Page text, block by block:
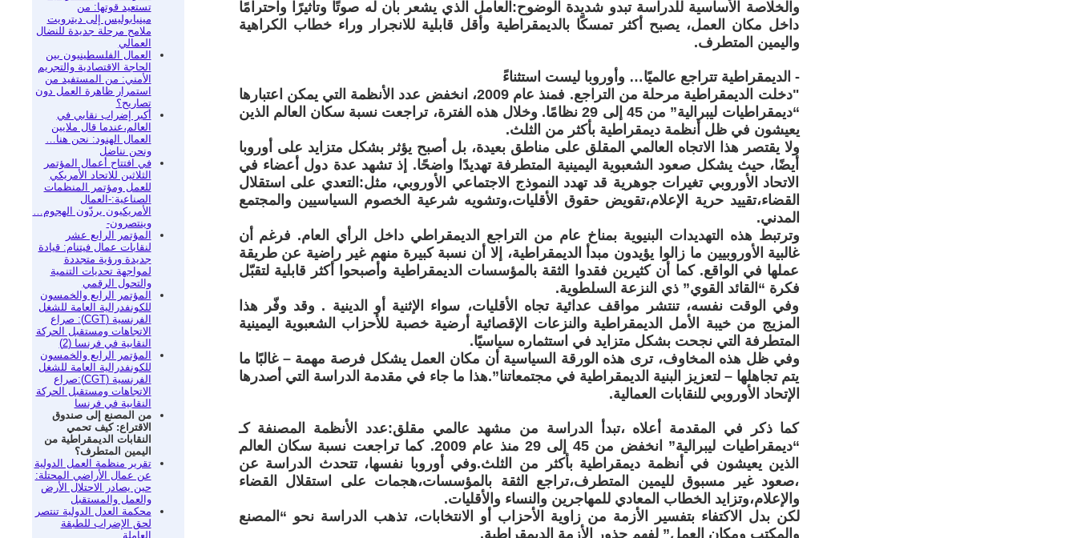
تستعيد قوتها: من
مينيابوليس إلى ديترويت
ملامح مرحلة جديدة للنضال
العمالي
العمال الفلسطينيون بين
الحاجة الاقتصادية والتجريم
الأمني: من المستفيد من
استمرار ظاهرة العمل دون
تصاريح؟
أكبر إضراب نقابي في
العالم،عندما قال ملايين
العمال الهنود: نحن هنا…
ونحن نناضل
في افتتاح أعمال المؤتمر
الثلاثين للاتحاد الأمريكي
للعمل ومؤتمر المنظمات
الصناعية:-العمال
الأمريكيون يردّون الهجوم…
وينتصرون-
المؤتمر الرابع عشر
لنقابات عمال فيتنام: قيادة
جديدة ورؤية متجددة
لمواجهة تحديات التنمية
والتحول الرقمي
المؤتمر الرابع والخمسون
للكونفدرالية العامة للشغل
الفرنسية (CGT): صراع
الاتجاهات ومستقبل الحركة
النقابية في فرنسا (2)
المؤتمر الرابع والخمسون
للكونفدرالية العامة للشغل
الفرنسية (CGT):صراع
الاتجاهات ومستقبل الحركة
النقابية في فرنسا
من المصنع إلى صندوق
الاقتراع: كيف تحمي
النقابات الديمقراطية من
اليمين المتطرف؟
تقرير منظمة العمل الدولية
عن عمال الأراضي المحتلة:
حين يصادر الاحتلال الأرض
والعمل والمستقبل
محكمة العدل الدولية تنتصر
لحق الإضراب للطبقة
العاملة
والخلاصة الأساسية للدراسة تبدو شديدة الوضوح:العامل الذي يشعر بأن له صوتًا وتأثيرًا واحترامًا
داخل مكان العمل، يصبح أكثر تمسكًا بالديمقراطية وأقل قابلية للانجرار وراء خطاب الكراهية
واليمين المتطرف.
- الديمقراطية تتراجع عالميًا… وأوروبا ليست استثناءً
"دخلت الديمقراطية مرحلة من التراجع. فمنذ عام 2009، انخفض عدد الأنظمة التي يمكن اعتبارها
“ديمقراطيات ليبرالية” من 45 إلى 29 نظامًا. وخلال هذه الفترة، تراجعت نسبة سكان العالم الذين
يعيشون في ظل أنظمة ديمقراطية بأكثر من الثلث.
ولا يقتصر هذا الاتجاه العالمي المقلق على مناطق بعيدة، بل أصبح يؤثر بشكل متزايد على أوروبا
أيضًا، حيث يشكل صعود الشعبوية اليمينية المتطرفة تهديدًا واضحًا. إذ تشهد عدة دول أعضاء في
الاتحاد الأوروبي تغيرات جوهرية قد تهدد النموذج الاجتماعي الأوروبي، مثل:التعدي على استقلال
القضاء،تقييد حرية الإعلام،تقويض حقوق الأقليات،وتشويه شرعية الخصوم السياسيين والمجتمع
المدني.
وترتبط هذه التهديدات البنيوية بمناخ عام من التراجع الديمقراطي داخل الرأي العام. فرغم أن
غالبية الأوروبيين ما زالوا يؤيدون مبدأ الديمقراطية، إلا أن نسبة كبيرة منهم غير راضية عن طريقة
عملها في الواقع. كما أن كثيرين فقدوا الثقة بالمؤسسات الديمقراطية وأصبحوا أكثر قابلية لتقبّل
فكرة “القائد القوي” ذي النزعة السلطوية.
وفي الوقت نفسه، تنتشر مواقف عدائية تجاه الأقليات، سواء الإثنية أو الدينية . وقد وفّر هذا
المزيج من خيبة الأمل الديمقراطية والنزعات الإقصائية أرضية خصبة للأحزاب الشعبوية اليمينية
المتطرفة التي نجحت بشكل متزايد في استثماره سياسيًا.
وفي ظل هذه المخاوف، ترى هذه الورقة السياسية أن مكان العمل يشكل فرصة مهمة – غالبًا ما
يتم تجاهلها – لتعزيز البنية الديمقراطية في مجتمعاتنا”.هذا ما جاء في مقدمة الدراسة التي أصدرها
الإتحاد الأوروبي للنقابات العمالية.
كما ذكر في المقدمة أعلاه ،تبدأ الدراسة من مشهد عالمي مقلق:عدد الأنظمة المصنفة كـ
“ديمقراطيات ليبرالية” انخفض من 45 إلى 29 منذ عام 2009. كما تراجعت نسبة سكان العالم
الذين يعيشون في أنظمة ديمقراطية بأكثر من الثلث.وفي أوروبا نفسها، تتحدث الدراسة عن
،صعود غير مسبوق لليمين المتطرف،تراجع الثقة بالمؤسسات،هجمات على استقلال القضاء
والإعلام،وتزايد الخطاب المعادي للمهاجرين والنساء والأقليات.
لكن بدل الاكتفاء بتفسير الأزمة من زاوية الأحزاب أو الانتخابات، تذهب الدراسة نحو “المصنع
والمكتب ومكان العمل” لفهم جذور الأزمة الديمقراطية.